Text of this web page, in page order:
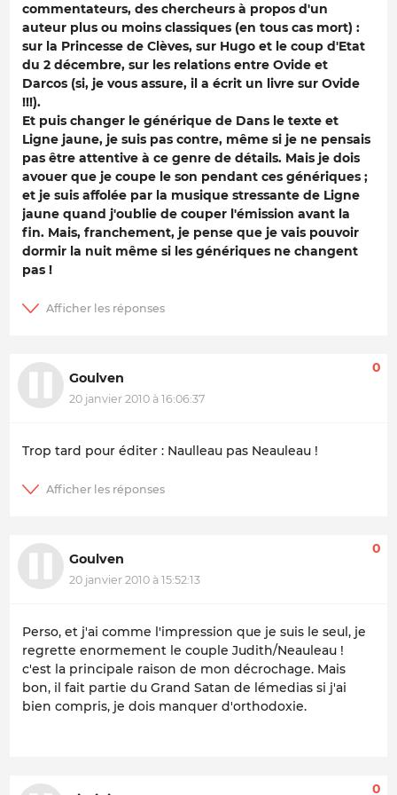
commentateurs, des chercheurs à propos d'un
auteur plus ou moins classiques (en tous cas mort) :
sur la Princesse de Clèves, sur Hugo et le coup d'Etat
du 2 décembre, sur les relations entre Ovide et
Darcos (si, je vous assure, il a écrit un livre sur Ovide
!!!).
Et puis changer le générique de Dans le texte et
Ligne jaune, je suis pas contre, même si je ne pensais
pas être attentive à ce genre de détails. Mais je dois
avouer que je coupe le son pendant ces génériques ;
et je suis affolée par la musique stressante de Ligne
jaune quand j'oublie de couper l'émission avant la
fin. Mais, franchement, je pense que je vais pouvoir
dormir la nuit même si les génériques ne changent
pas !
Goulven
20 janvier 2010 à 16:06:37
0
Trop tard pour éditer : Naulleau pas Neauleau !
Goulven
20 janvier 2010 à 15:52:13
0
Perso, et j'ai comme l'impression que je suis le seul, je
regrette enormement le couple Judith/Neauleau !
c'est la principale raison de mon décrochage. Mais
bon, il fait partie du Grand Satan de lémedias si j'ai
bien compris, je dois manquer d'orthodoxie.
0